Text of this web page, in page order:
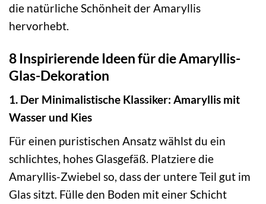
die natürliche Schönheit der Amaryllis
hervorhebt.
8 Inspirierende Ideen für die Amaryllis-
Glas-Dekoration
1. Der Minimalistische Klassiker: Amaryllis mit
Wasser und Kies
Für einen puristischen Ansatz wählst du ein
schlichtes, hohes Glasgefäß. Platziere die
Amaryllis-Zwiebel so, dass der untere Teil gut im
Glas sitzt. Fülle den Boden mit einer Schicht